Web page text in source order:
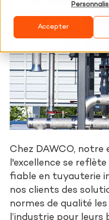
Accepter
Chez DAWCO, notre
l'excellence se
fiable en tuyauterie
nos clients des
normes de qualité
l’industrie pour leurs